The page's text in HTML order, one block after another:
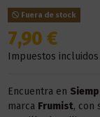
Fuera de stock
7,90 €
Impuestos incluidos
Encuentra en
marca Frumist, con